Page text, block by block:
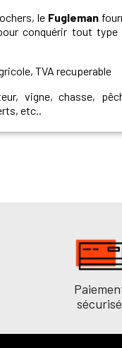
le Fugleman
conquérir tout type
TVA recuperable
vigne, chasse,
etc..
sécurisé